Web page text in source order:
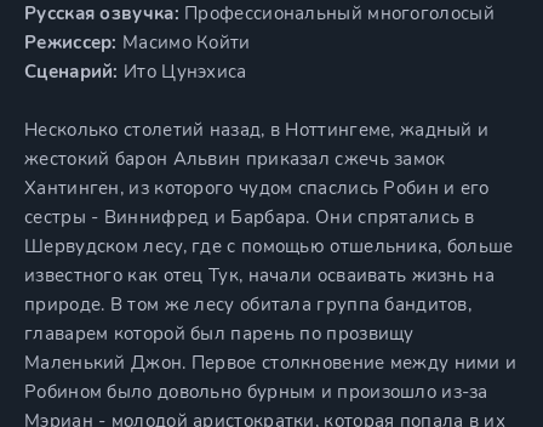
Русская озвучка: Профессиональный многоголосый
Режиссер: Масимо Койти
Сценарий: Ито Цунэхиса
Несколько столетий назад, в Ноттингеме, жадный и
жестокий барон Альвин приказал сжечь замок
Хантинген, из которого чудом спаслись Робин и его
сестры - Виннифред и Барбара. Они спрятались в
Шервудском лесу, где с помощью отшельника, больше
известного как отец Тук, начали осваивать жизнь на
природе. В том же лесу обитала группа бандитов,
главарем которой был парень по прозвищу
Маленький Джон. Первое столкновение между ними и
Робином было довольно бурным и произошло из-за
Мэриан - молодой аристократки, которая попала в их